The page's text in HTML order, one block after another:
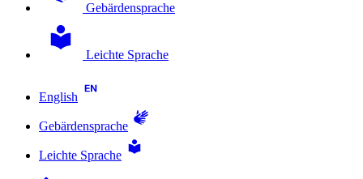
Gebärdensprache
Leichte Sprache
English
Gebärdensprache
Leichte Sprache